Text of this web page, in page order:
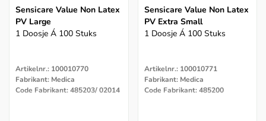
Sensicare Value Non Latex
PV Large
1 Doosje Á 100 Stuks
Artikelnr.: 100010770
Fabrikant: Medica
Code Fabrikant: 485203/ 02014
Sensicare Value Non Latex
PV Extra Small
1 Doosje Á 100 Stuks
Artikelnr.: 100010771
Fabrikant: Medica
Code Fabrikant: 485200